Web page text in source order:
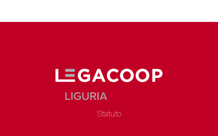
Statuto